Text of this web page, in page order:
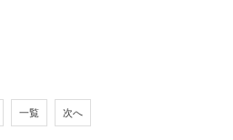
一覧 次へ